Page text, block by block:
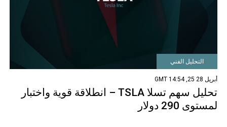
التحليل الفني
أبريل 28 25, 14:54 GMT
تحليل سهم تسلا TSLA – انطلاقة قوية واختبار
لمستوى 290 دولار